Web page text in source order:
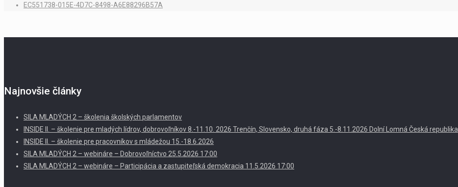
EC551738-015E-4D7C-8498-A6E88296B57A
Najnovšie články
SILA MLADÝCH 2 – školenia školských parlamentov
INSIDE II. – školenie pre mladých lídrov, dobrovoľníkov 8.-11.10. 2026 Trenčín, Slovensko, druhá fáza 5.-8.11.2026 Dolní Lomná Česká republika
INSIDE II. – školenie pre pracovníkov s mládežou 15.-18.6.2026
SILA MLADÝCH 2 – webináre – Dobrovoľníctvo 25.5.2026 17:00
SILA MLADÝCH 2 – webináre – Participácia a zastupiteľská demokracia 11.5.2026 17:00